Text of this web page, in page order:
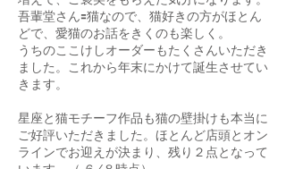
吾輩堂さん🟰猫なので、猫好きの方がほとん
どで、愛猫のお話をきくのも楽しく。
うちのここけしオーダーもたくさんいただき
ました。これから年末にかけて誕生させてい
きます。
星座と猫モチーフ作品も猫の壁掛けも本当に
ご好評いただきました。ほとんど店頭とオン
ラインでお迎えが決まり、残り２点となって